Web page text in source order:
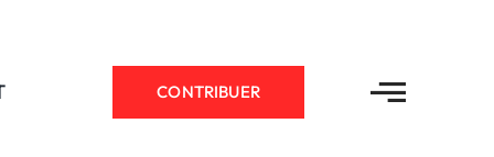
CONTRIBUER